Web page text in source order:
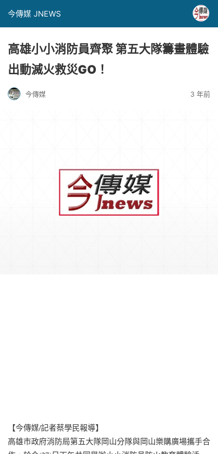
今傳媒 JNEWS
高雄小小消防員齊聚 第五大隊籌畫體驗
出動滅火救災GO！
今傳媒 3 年前
【今傳媒/記者蔡學民報導】
高雄市政府消防局第五大隊岡山分隊與岡山樂購廣場攜手合